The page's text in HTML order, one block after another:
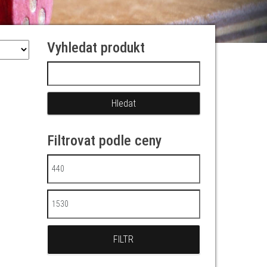
Vyhledat produkt
Filtrovat podle ceny
Minimální cena
Maximální cena
FILTR